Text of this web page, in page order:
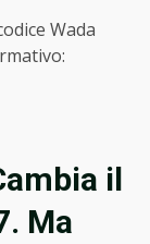
Wada
il
Ma